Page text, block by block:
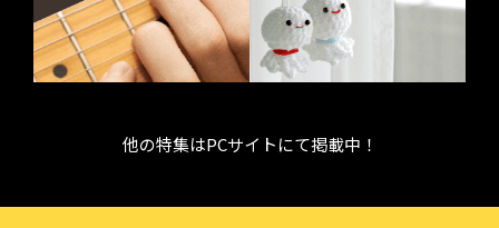
他の特集はPCサイトにて掲載中！